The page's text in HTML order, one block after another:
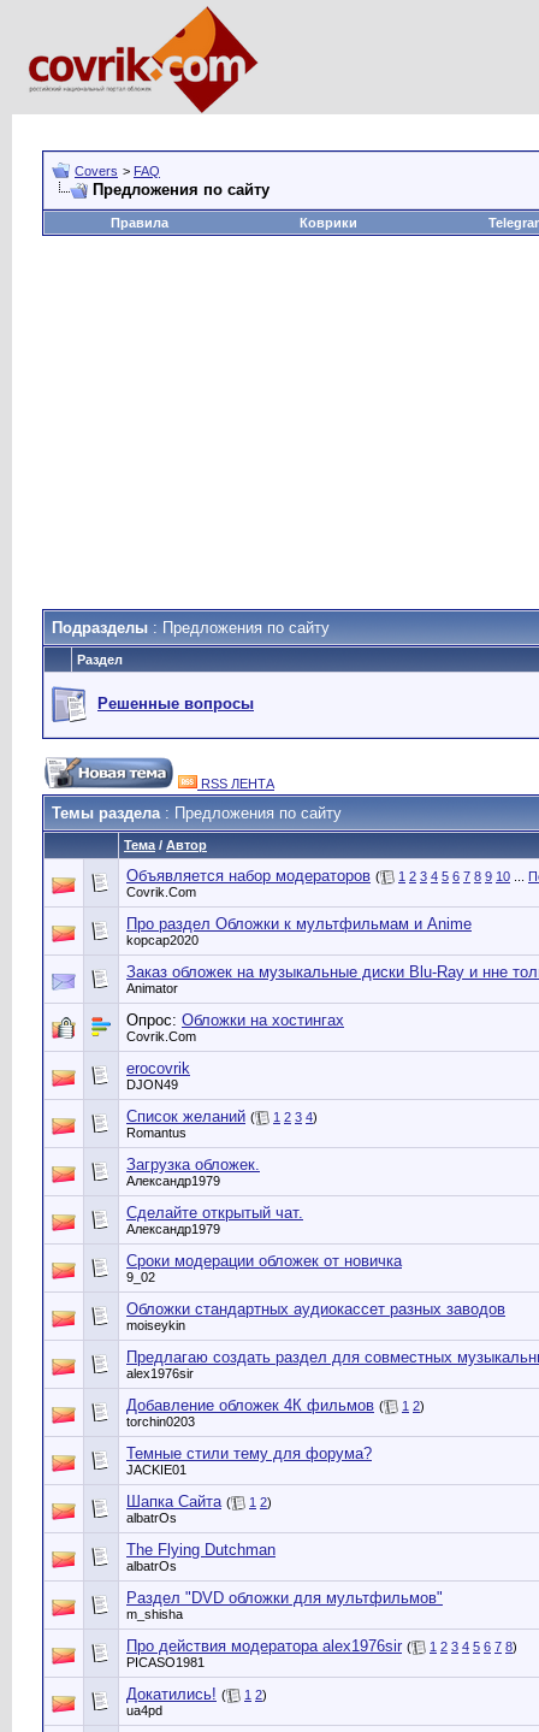
Covers > FAQ
Предложения по сайту
Правила Коврики
Подразделы : Предложения по сайту
Раздел
Решенные вопросы
RSS ЛЕНТА
Темы раздела: Предложения по сайту
Тема / Автор
Объявляется набор модераторов ( 1 2 3 4 5 6 7 8 9 10
Сovrik.Com
Про раздел Обложки к мультфильмам и Anime
kopcap2020
Заказ обложек на музыкальные диски Blu-Ray и нне
Animator
Опрос: Обложки на хостингах
Сovrik.Com
erocovrik
DJON49
Список желаний ( 1 2 3 4)
Romantus
Загрузка обложек.
Александр1979
Сделайте открытый чат.
Александр1979
Сроки модерации обложек от новичка
9_02
Обложки стандартных аудиокассет разных заводов
moiseykin
Предлагаю создать раздел для совместных
alex1976sir
Добавление обложек 4К фильмов ( 1 2)
torchin0203
Темные стили тему для форума?
JACKIE01
Шапка Сайта ( 1 2)
albatrOs
The Flying Dutchman
albatrOs
Раздел "DVD обложки для мультфильмов"
m_shisha
Про действия модератора alex1976sir ( 1 2 3 4 5 6 7 8)
PICASO1981
Докатились! ( 1 2)
ua4pd